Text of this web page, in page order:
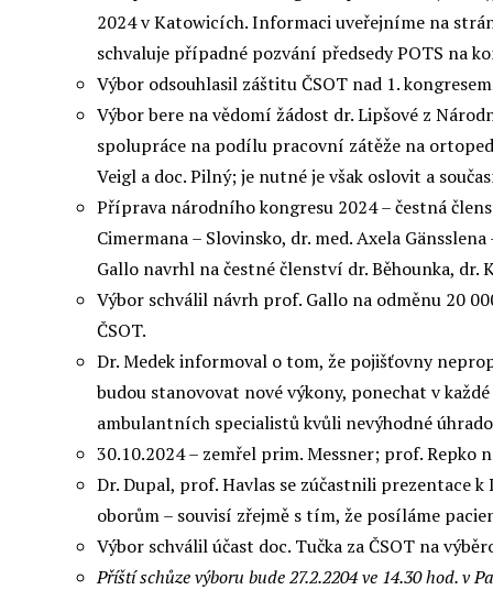
2024 v Katowicích. Informaci uveřejníme na
schvaluje případné pozvání předsedy POTS na
Výbor odsouhlasil záštitu ČSOT nad 1.
Výbor bere na vědomí žádost dr. Lipšové z
spolupráce na podílu pracovní zátěže na
Veigl a doc. Pilný; je nutné je však oslovit a
Příprava národního kongresu 2024 – čestná
Cimermana – Slovinsko, dr. med. Axela
Gallo navrhl na čestné členství dr. Běhounka,
Výbor schválil návrh prof. Gallo na odměnu 20
ČSOT.
Dr. Medek informoval o tom, že pojišťovny
budou stanovovat nové výkony, ponechat v
ambulantních specialistů kvůli nevýhodné
30.10.2024 – zemřel prim. Messner; prof. Repko
Dr. Dupal, prof. Havlas se zúčastnili prezentace
oborům – souvisí zřejmě s tím, že posíláme
Výbor schválil účast doc. Tučka za ČSOT na
Příští schůze výboru bude 27.2.2204 ve 14.30 hod. v